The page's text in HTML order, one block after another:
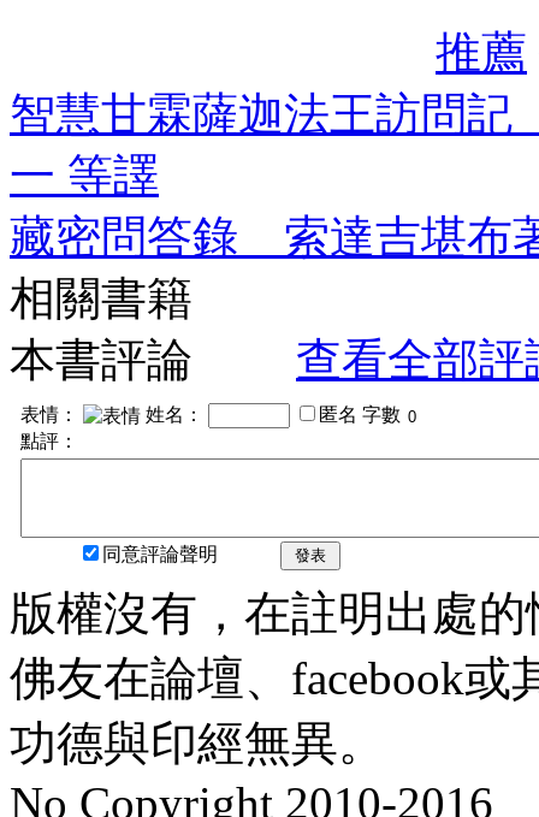
推薦
智慧甘霖薩迦法王訪問
一 等譯
藏密問答錄 索達吉堪布
相關書籍
本書評論
查看全部評
表情： 姓名： 匿名 字數
點評：
同意評論聲明 發表
版權沒有，在註明出處
佛友在論壇、facebook
功德與印經無異。
No Copyright 2010-2016